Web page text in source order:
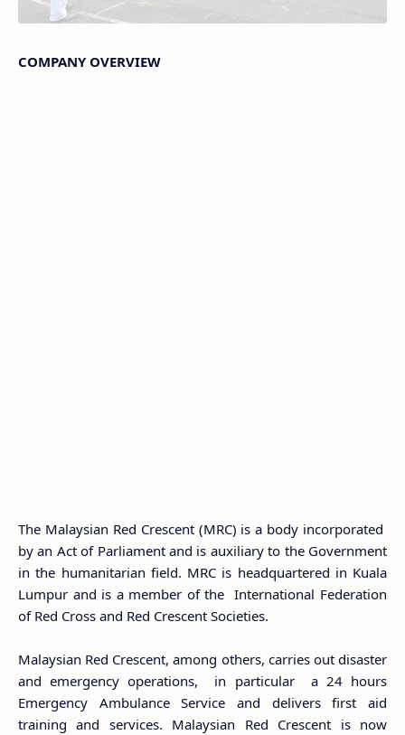
COMPANY OVERVIEW
The Malaysian Red Crescent (MRC) is a body incorporated
by an Act of Parliament and is auxiliary to the Government
in the humanitarian field. MRC is headquartered in Kuala
Lumpur and is a member of the International Federation
of Red Cross and Red Crescent Societies.
Malaysian Red Crescent, among others, carries out disaster
and emergency operations, in particular a 24 hours
Emergency Ambulance Service and delivers first aid
training and services. Malaysian Red Crescent is now